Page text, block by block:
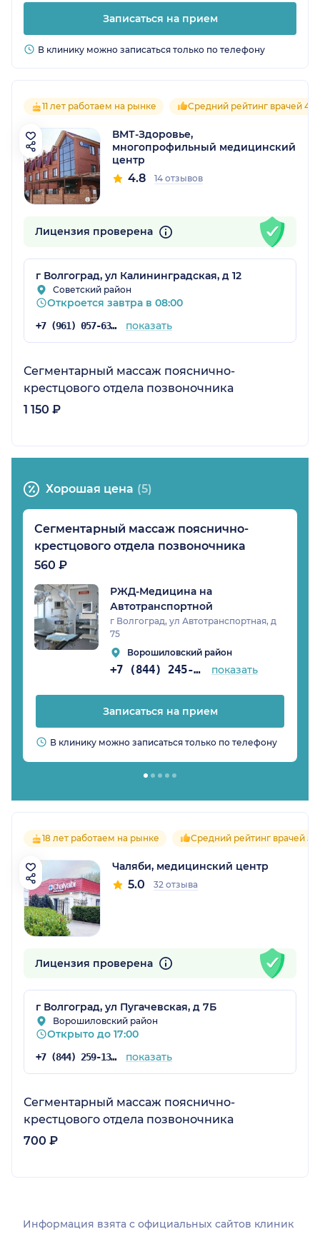
Записаться на прием
В клинику можно записаться только по телефону
11 лет работаем на рынке Средний рейтинг врачей 4.9
ВМТ-Здоровье,
многопрофильный медицинский
центр
4.8 14 отзывов
Лицензия проверена
г Волгоград, ул Калининградская, д 12
Советский район
Откроется завтра в 08:00
+7 (961) 057-63-26 показать
Сегментарный массаж пояснично-
крестцового отдела позвоночника
1 150 ₽
Хорошая цена (5)
Сегментарный массаж пояснично-
крестцового отдела позвоночника
560 ₽
РЖД-Медицина на
Автотранспортной
г Волгоград, ул Автотранспортная, д
75
Ворошиловский район
+7 (844) 245-98-54 показать
Записаться на прием
В клинику можно записаться только по телефону
18 лет работаем на рынке Средний рейтинг врачей 5.0
Чаляби, медицинский центр
5.0 32 отзыва
Лицензия проверена
г Волгоград, ул Пугачевская, д 7Б
Ворошиловский район
Открыто до 17:00
+7 (844) 259-13-87 показать
Сегментарный массаж пояснично-
крестцового отдела позвоночника
700 ₽
Информация взята c официальных сайтов клиник